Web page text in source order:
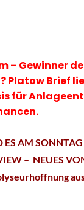
– Gewinner
Platow Brief
für
ES AM SONNTAG
– NEUES